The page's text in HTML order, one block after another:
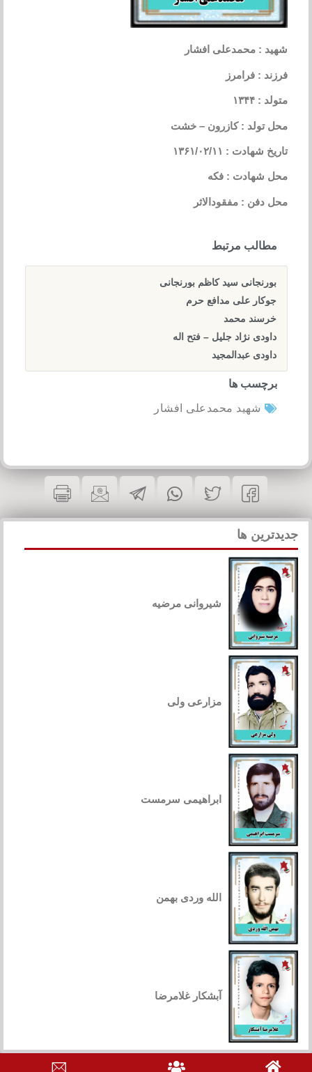
شهید : محمدعلی افشار
فرزند : فرامرز
متولد : ۱۳۴۴
محل تولد : کازرون – خشت
تاریخ شهادت : ۱۳۶۱/۰۲/۱۱
محل شهادت : فکه
محل دفن : مفقودالاثر
مطالب مرتبط
بورنجانی سید کاظم بورنجانی
جوکار علی مدافع حرم
خرسند محمد
داودی نژاد جلیل – فتح اله
داودی عبدالمجید
برچسب ها
شهید محمدعلی افشار
جدیدترین ها
شیروانی مرضیه
مزارعی ولی
ابراهیمی سرمست
الله وردی بهمن
آبشکار غلامرضا